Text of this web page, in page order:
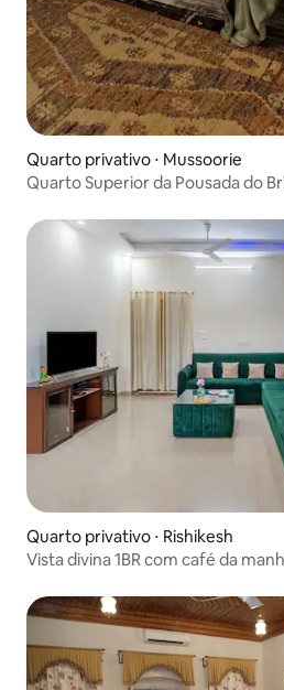
Quarto privativo ⋅ Mussoorie
Quarto Superior da Pousada do
Quarto privativo ⋅ Rishikesh
Vista divina 1BR com café da